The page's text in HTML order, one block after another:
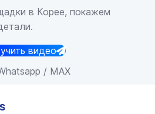
в Корее, покажем
видео
/ MAX